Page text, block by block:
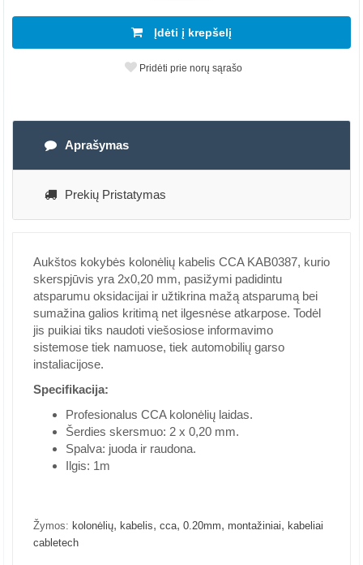
Įdėti į krepšelį
Pridėti prie norų sąrašo
Aprašymas
Prekių Pristatymas
Aukštos kokybės kolonėlių kabelis CCA KAB0387, kurio
skerspjūvis yra 2x0,20 mm, pasižymi padidintu
atsparumu oksidacijai ir užtikrina mažą atsparumą bei
sumažina galios kritimą net ilgesnėse atkarpose. Todėl
jis puikiai tiks naudoti viešosiose informavimo
sistemose tiek namuose, tiek automobilių garso
instaliacijose.
Specifikacija:
Profesionalus CCA kolonėlių laidas.
Šerdies skersmuo: 2 x 0,20 mm.
Spalva: juoda ir raudona.
Ilgis: 1m
Žymos: kolonėlių, kabelis, cca, 0.20mm, montažiniai, kabeliai
cabletech